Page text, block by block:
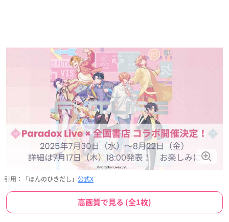
引用：「ほんのひきだし」 公式X
高画質で見る (全1枚)